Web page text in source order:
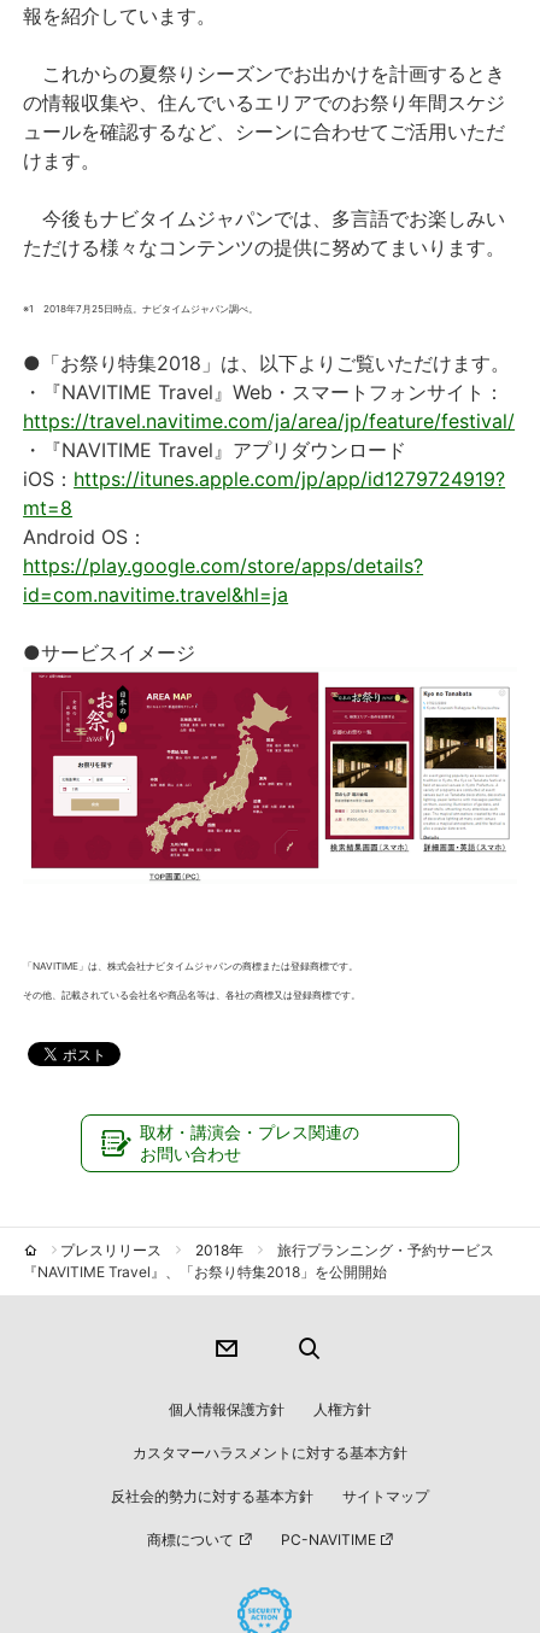
報を紹介しています。
これからの夏祭りシーズンでお出かけを計画するとき
の情報収集や、住んでいるエリアでのお祭り年間スケジ
ュールを確認するなど、シーンに合わせてご活用いただ
けます。
今後もナビタイムジャパンでは、多言語でお楽しみい
ただける様々なコンテンツの提供に努めてまいります。
※1 2018年7月25日時点。ナビタイムジャパン調べ。
●「お祭り特集2018」は、以下よりご覧いただけます。
・『NAVITIME Travel』Web・スマートフォンサイト：
https://travel.navitime.com/ja/area/jp/feature/festival/
・『NAVITIME Travel』アプリダウンロード
iOS： https://itunes.apple.com/jp/app/id1279724919?
mt=8
Android OS：
https://play.google.com/store/apps/details?
id=com.navitime.travel&hl=ja
●サービスイメージ
「NAVITIME」は、株式会社ナビタイムジャパンの商標または登録商標です。
その他、記載されている会社名や商品名等は、各社の商標又は登録商標です。
取材・講演会・プレス関連の
お問い合わせ
プレスリリース 2018年
旅行プランニング・予約サービス
『NAVITIME Travel』、「お祭り特集2018」を公開開始
個人情報保護方針 人権方針
カスタマーハラスメントに対する基本方針
反社会的勢力に対する基本方針 サイトマップ
商標について PC-NAVITIME